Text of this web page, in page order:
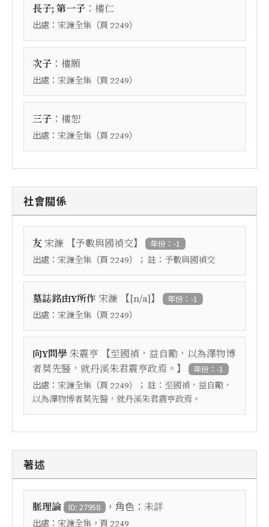
長子; 第一子 ： 樓仁
出處： 宋濂全集 （頁 2249）
次子 ： 樓願
出處： 宋濂全集 （頁 2249）
三子 ： 樓恕
出處： 宋濂全集 （頁 2249）
社會關係
友 宋濂 【予數與國禎交】 年份：-1
出處： 宋濂全集 （頁 2249）； 註： 予數與國禎交
墓誌銘由Y所作 宋濂 【[n/a]】 年份：-1
出處： 宋濂全集 （頁 2249）
向Y問學朱震亨 【至國禎，益自勵，以為澤物博
者莫先醫，就丹溪朱君震亨政焉。 】 年份：-1
出處： 宋濂全集 （頁 2249）； 註： 至國禎，益自勵，
以為澤物博者莫先醫，就丹溪朱君震亨政焉。
著述
脈理論 ID: 27958 ，角色： 未詳
出處： 宋濂全集 ，頁 2249